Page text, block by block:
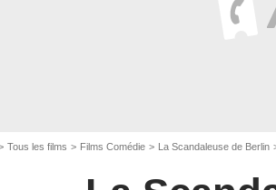
Tous les films Films Comédie La Scandaleuse de Berlin